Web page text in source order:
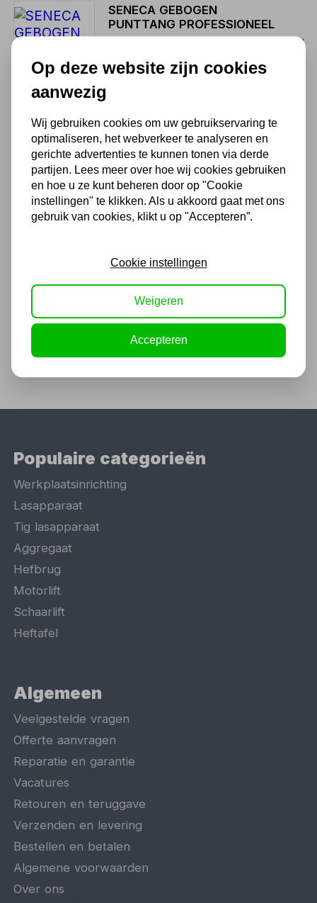
SENECA GEBOGEN
PUNTTANG PROFESSIONEEL
16,34
13,50 excl. BTW
SENECA OLIEFILTERTANG
PROFESSIONEEL
16,34
13,50 excl. BTW
PROFESSIONEEL
14,52
12,00 excl. BTW
Populaire categorieën
Werkplaatsinrichting
Lasapparaat
Tig lasapparaat
Aggregaat
Hefbrug
Motorlift
Schaarlift
Heftafel
Algemeen
Veelgestelde vragen
Offerte aanvragen
Reparatie en garantie
Vacatures
Retouren en teruggave
Verzenden en levering
Bestellen en betalen
Algemene voorwaarden
Over ons
Op deze website zijn cookies
aanwezig
Wij gebruiken cookies om uw gebruikservaring te
optimaliseren, het webverkeer te analyseren en
gerichte advertenties te kunnen tonen via derde
partijen. Lees meer over hoe wij cookies gebruiken
en hoe u ze kunt beheren door op "Cookie
instellingen" te klikken. Als u akkoord gaat met ons
gebruik van cookies, klikt u op "Accepteren”.
Cookie instellingen
Weigeren
Accepteren